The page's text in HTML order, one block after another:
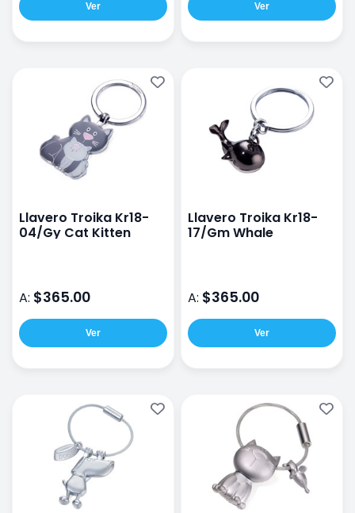
Ver Ver
Llavero Troika Kr18-
04/Gy Cat Kitten
A: $365.00
Ver
Llavero Troika Kr18-
17/Gm Whale
A: $365.00
Ver